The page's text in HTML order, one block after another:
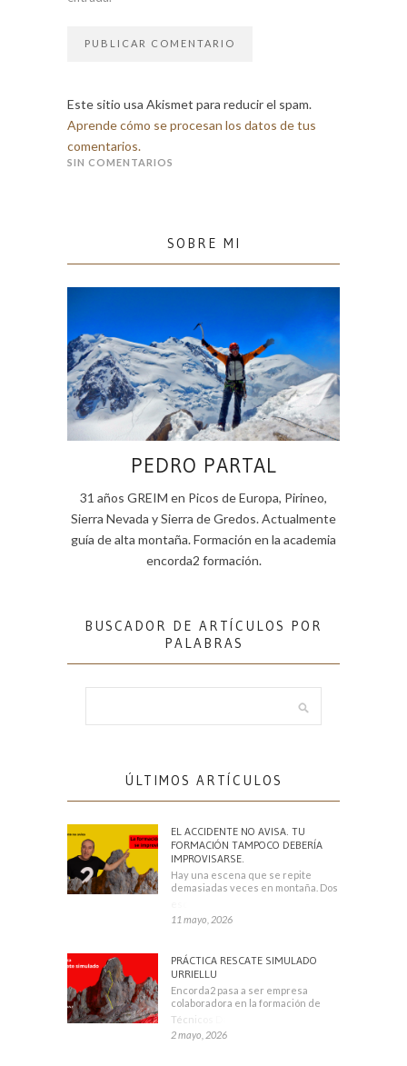
Este sitio usa Akismet para reducir el spam.
Aprende cómo se procesan los datos de tus
comentarios.
SIN COMENTARIOS
SOBRE MI
PEDRO PARTAL
31 años GREIM en Picos de Europa, Pirineo,
Sierra Nevada y Sierra de Gredos. Actualmente
guía de alta montaña. Formación en la academia
encorda2 formación.
BUSCADOR DE ARTÍCULOS POR
PALABRAS
ÚLTIMOS ARTÍCULOS
EL ACCIDENTE NO AVISA. TU
FORMACIÓN TAMPOCO DEBERÍA
IMPROVISARSE.
Hay una escena que se repite
demasiadas veces en montaña. Dos
11 mayo, 2026
PRÁCTICA RESCATE SIMULADO
URRIELLU
Encorda2 pasa a ser empresa
colaboradora en la formación de
Técnicos Deportivos
2 mayo, 2026